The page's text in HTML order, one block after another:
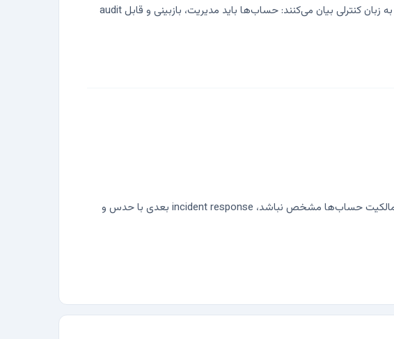
و AU، و CIS Controls v8 در بخش Account Management و Access Control Management، همین اصل را به زبان کنترلی بیان می‌کنند: حساب‌ها باید مدیریت، بازبینی و قابل audit
وصل است. اگر لاگ و مالکیت حساب‌ها مشخص نباشد، incident response بعدی با حدس و